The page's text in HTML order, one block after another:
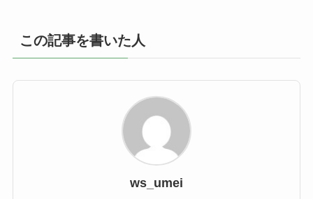
この記事を書いた人
ws_umei